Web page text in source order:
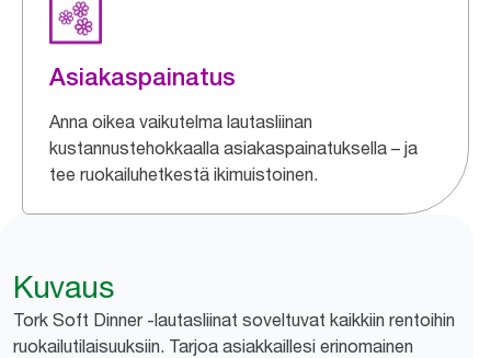
Asiakaspainatus
Anna oikea vaikutelma lautasliinan
kustannustehokkaalla asiakaspainatuksella – ja
tee ruokailuhetkestä ikimuistoinen.
Kuvaus
Tork Soft Dinner -lautasliinat soveltuvat kaikkiin rentoihin
ruokailutilaisuuksiin. Tarjoa asiakkaillesi erinomainen